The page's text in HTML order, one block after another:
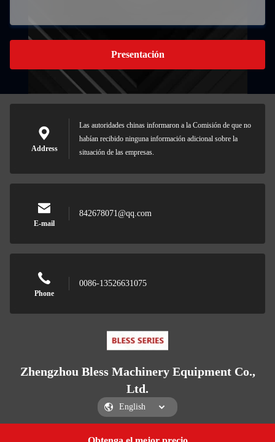
Presentación
Address
Las autoridades chinas informaron a la Comisión de que no
habían recibido ninguna información adicional sobre la
situación de las empresas.
E-mail
842678071@qq.com
Phone
0086-13526631075
Zhengzhou Bless Machinery Equipment Co.,
Ltd.